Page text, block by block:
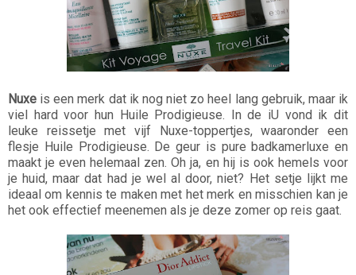
Nuxe is een merk dat ik nog niet zo heel lang gebruik, maar ik
viel hard voor hun Huile Prodigieuse. In de iU vond ik dit
leuke reissetje met vijf Nuxe-toppertjes, waaronder een
flesje Huile Prodigieuse. De geur is pure badkamerluxe en
maakt je even helemaal zen. Oh ja, en hij is ook hemels voor
je huid, maar dat had je wel al door, niet? Het setje lijkt me
ideaal om kennis te maken met het merk en misschien kan je
het ook effectief meenemen als je deze zomer op reis gaat.